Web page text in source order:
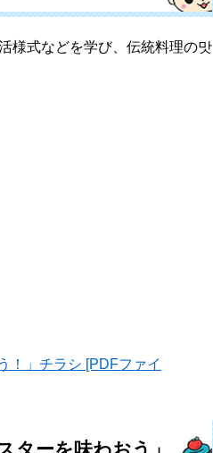
様式などを学び、伝統料理の맛
！」チラシ [PDFファイ
ーを味わおう」